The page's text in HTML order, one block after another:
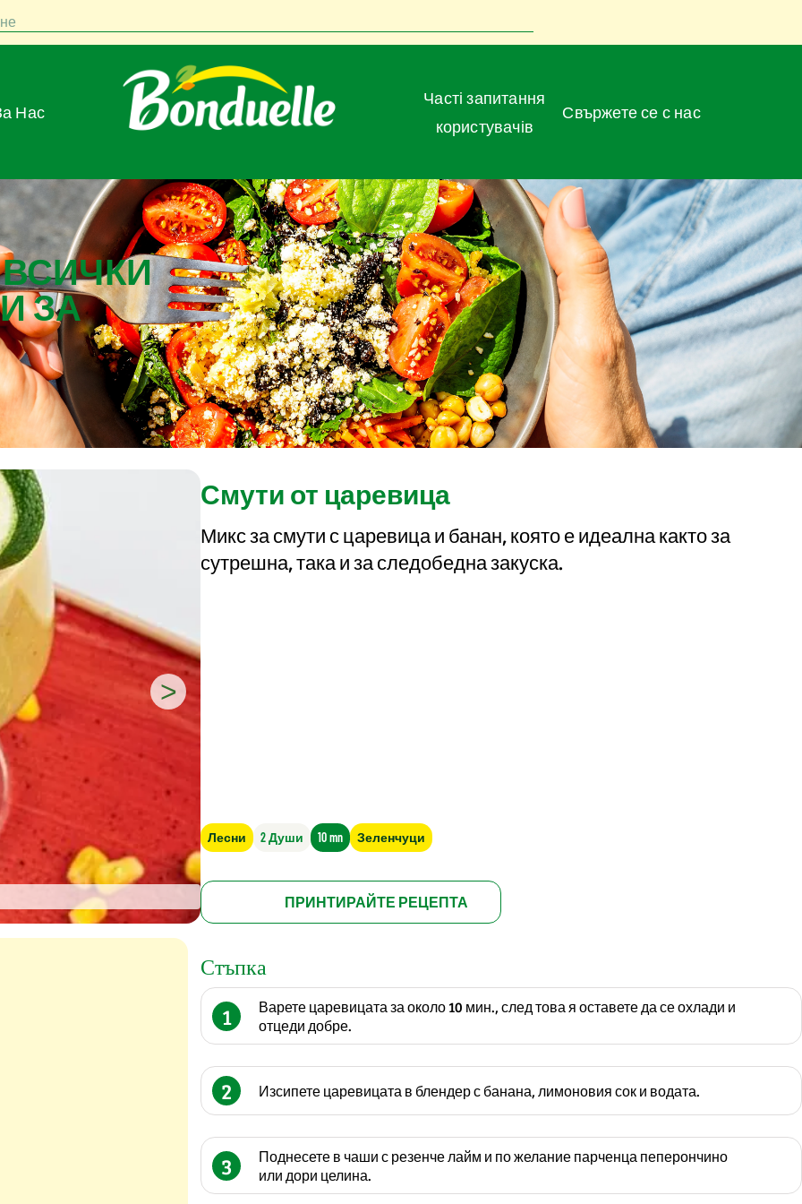
За Нас
Часті запитання
користувачів
Свържете се с нас
ЗА
>
Смути от царевица
Микс за смути с царевица и банан, която е идеална както за
сутрешна, така и за следобедна закуска.
Лесни 2 Души 10 mn Зеленчуци
ПРИНТИРАЙТЕ РЕЦЕПТА
Стъпка
1
Варете царевицата за около 10 мин., след това я оставете да се охлади и
отцеди добре.
2 Изсипете царевицата в блендер с банана, лимоновия сок и водата.
3
Поднесете в чаши с резенче лайм и по желание парченца пеперончино
или дори целина.